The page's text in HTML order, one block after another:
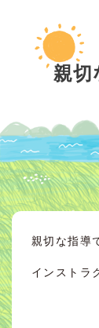
ホーム
fine yogaに
スタジオ
レッスンにつ
スタジオ
オンライ
ブログ
親
親切な指導
インストラ